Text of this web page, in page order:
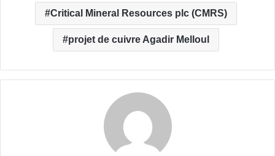
Critical Mineral Resources plc (CMRS)
projet de cuivre Agadir Melloul